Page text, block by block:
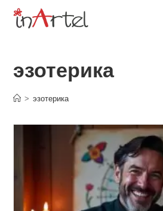
Перейти
эзотерика
> эзотерика